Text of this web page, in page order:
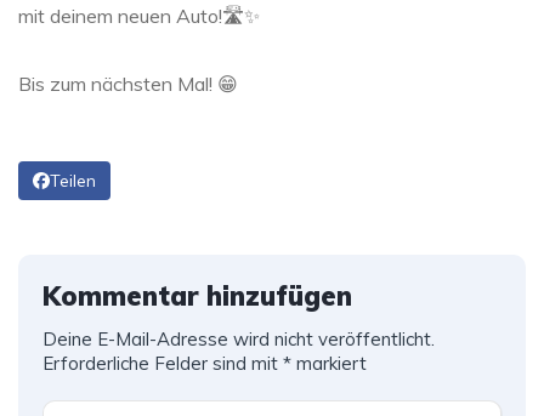
mit deinem neuen Auto!🛣️✨
Bis zum nächsten Mal! 😁
Teilen
Kommentar hinzufügen
Deine E-Mail-Adresse wird nicht veröffentlicht.
Erforderliche Felder sind mit * markiert